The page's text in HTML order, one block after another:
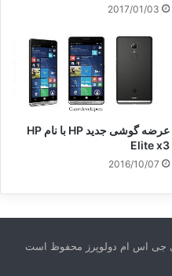
2017/01/03
عرضه گوشی جدید HP با نام HP
Elite x3
2016/10/07
جی اس ام دولوپرز محفوظ است